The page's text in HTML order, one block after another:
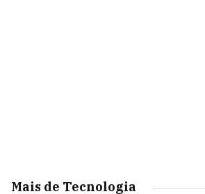
Mais de Tecnologia